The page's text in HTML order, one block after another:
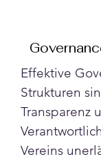
Effektive
Strukturen
Transparenz
Vereins